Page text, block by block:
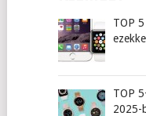
TOP
TOP
2025-